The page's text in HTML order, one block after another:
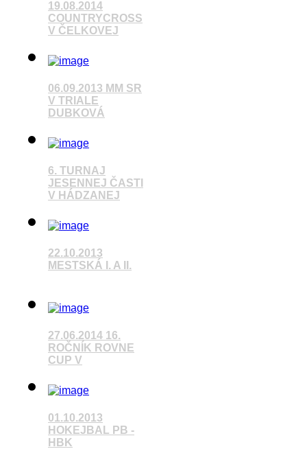
19.08.2014
COUNTRYCROSS
V ČELKOVEJ
Pozrieť video
06.09.2013 MM SR
V TRIALE
DUBKOVÁ
Pozrieť video
6. TURNAJ
JESENNEJ ČASTI
V HÁDZANEJ
Pozrieť video
22.10.2013
MESTSKÁ I. A II.
27.06.2014 16.
ROČNÍK ROVNE
CUP V
Pozrieť video
01.10.2013
HOKEJBAL PB -
HBK